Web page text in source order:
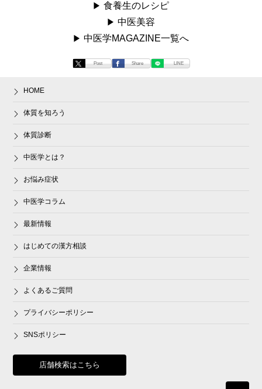
食養生のレシピ
中医美容
中医学MAGAZINE一覧へ
Post Share LINE
HOME
体質を知ろう
体質診断
中医学とは？
お悩み症状
中医学コラム
最新情報
はじめての漢方相談
企業情報
よくあるご質問
プライバシーポリシー
SNSポリシー
店舗検索はこちら